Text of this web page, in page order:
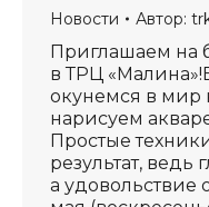
Новости Автор:
Приглашаем на
в ТРЦ
окунемся в мир
нарисуем
Простые
результат, ведь
а удовольствие